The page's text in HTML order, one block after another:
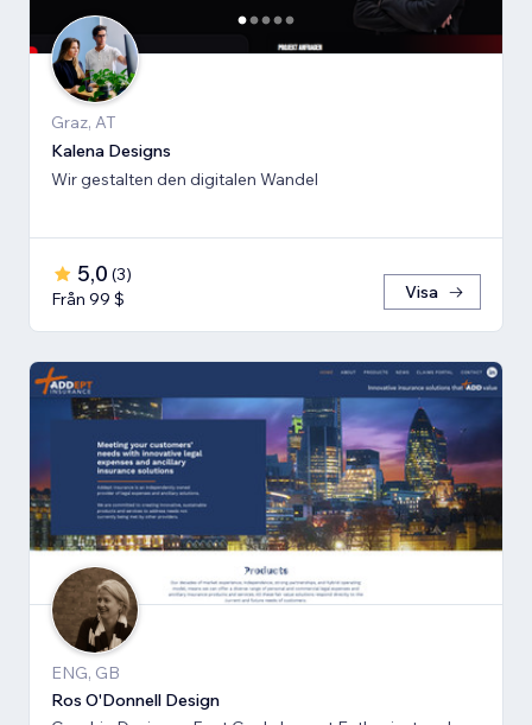
Graz, AT
Kalena Designs
Wir gestalten den digitalen Wandel
5,0 (3)
Från 99 $
Visa
ENG, GB
Ros O'Donnell Design